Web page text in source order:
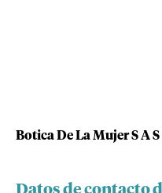
Botica De La Mujer S A S